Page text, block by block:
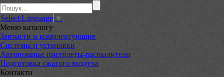
Select Language ▼
Меню каталогу
Запчасти и комплектующие
Системы и установки
Автономные пистолеты-распылители
Подготовка сжатого воздуха
Контакти